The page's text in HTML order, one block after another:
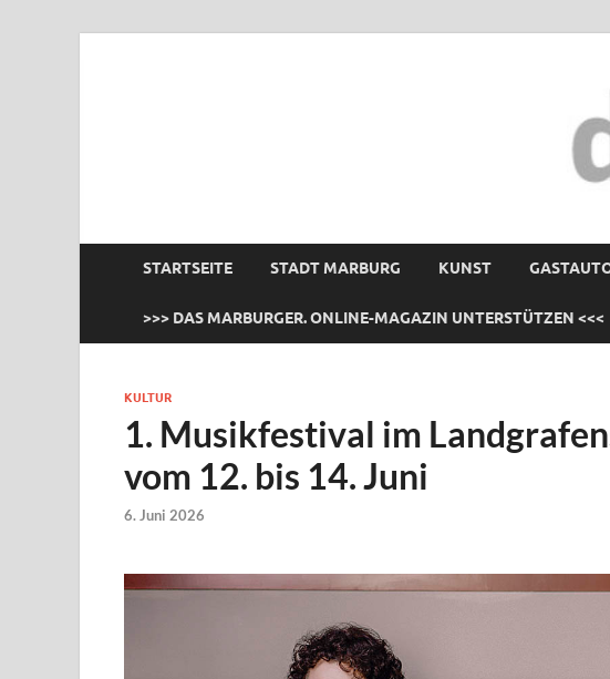
STARTSEITE STADT MARBURG KUNST
>>> DAS MARBURGER. ONLINE-MAGAZIN UNTERSTÜTZEN <<<
KULTUR
1. Musikfestival im
vom 12. bis 14. Juni
6. Juni 2026